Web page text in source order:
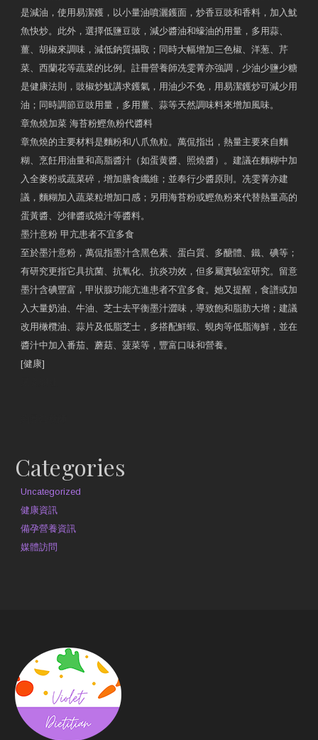
是減油，使用易潔鑊，以小量油噴灑鑊面，炒香豆豉和香料，加入魷
魚快炒。此外，選擇低鹽豆豉，減少醬油和蠔油的用量，多用蒜、
薑、胡椒來調味，減低鈉質攝取；同時大幅增加三色椒、洋葱、芹
菜、西蘭花等蔬菜的比例。註冊營養師冼雯菁亦強調，少油少鹽少糖
是健康法則，豉椒炒魷講求鑊氣，用油少不免，用易潔鑊炒可減少用
油；同時調節豆豉用量，多用薑、蒜等天然調味料來增加風味。
章魚燒加菜 海苔粉鰹魚粉代醬料
章魚燒的主要材料是麵粉和八爪魚粒。萬侃指出，熱量主要來自麵
糊、烹飪用油量和高脂醬汁（如蛋黄醬、照燒醬）。建議在麵糊中加
入全麥粉或蔬菜碎，增加膳食纖維；並奉行少醬原則。冼雯菁亦建
議，麵糊加入蔬菜粒增加口感；另用海苔粉或鰹魚粉來代替熱量高的
蛋黃醬、沙律醬或燒汁等醬料。
墨汁意粉 甲亢患者不宜多食
至於墨汁意粉，萬侃指墨汁含黑色素、蛋白質、多醣體、鐵、碘等；
有研究更指它具抗菌、抗氧化、抗炎功效，但多屬實驗室研究。留意
墨汁含碘豐富，甲狀腺功能亢進患者不宜多食。她又提醒，食譜或加
入大量奶油、牛油、芝士去平衡墨汁澀味，導致飽和脂肪大增；建議
改用橄欖油、蒜片及低脂芝士，多搭配鮮蝦、蜆肉等低脂海鮮，並在
醬汁中加入番茄、蘑菇、菠菜等，豐富口味和營養。
[健康]
Categories
Uncategorized
健康資訊
備孕營養資訊
媒體訪問